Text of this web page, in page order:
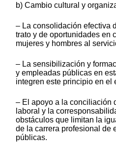
b) Cambio cultural y
‒ La consolidación efectiva
trato y de oportunidades en
mujeres y hombres al
‒ La sensibilización y
y empleadas públicas en
integren este principio en el
‒ El apoyo a la conciliación
laboral y la
obstáculos que limitan la
de la carrera profesional de
públicas.